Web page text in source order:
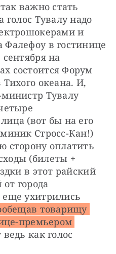
важно стать
голос Тувалу надо
и
в гостинице
на
состоится Форум
Тихого океана. И,
Тувалу
(вот бы на его
Стросс-Кан!)
сторону оплатить
(билеты +
в этот райский
города
ухитрились
товарищу
премьером
ведь как голос